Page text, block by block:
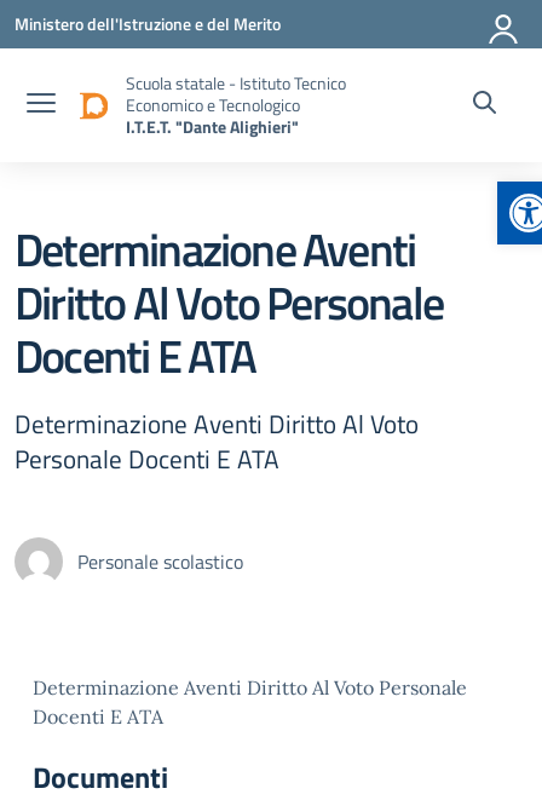
Vai ai contenuti
Vai al menu di navigazione
Vai al footer
Ministero dell'Istruzione e del Merito
Scuola statale - Istituto Tecnico
Economico e Tecnologico
I.T.E.T. "Dante Alighieri"
Determinazione Aventi
Diritto Al Voto Personale
Docenti E ATA
Determinazione Aventi Diritto Al Voto
Personale Docenti E ATA
Personale scolastico
Determinazione Aventi Diritto Al Voto Personale
Docenti E ATA
Documenti